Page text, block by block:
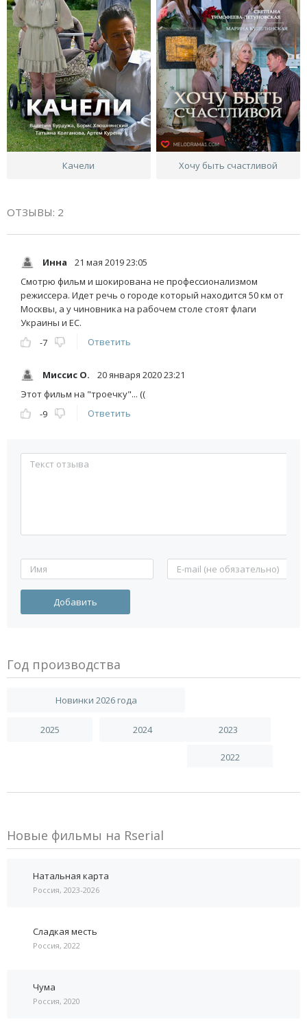
Качели Хочу быть счастливой
ОТЗЫВЫ: 2
Инна
21 мая 2019 23:05
Смотрю фильм и шокирована не профессионализмом
режиссера. Идет речь о городе который находится 50 км от
Москвы, а у чиновника на рабочем столе стоят флаги
Украины и ЕС.
-7
Ответить
Миссис О.
20 января 2020 23:21
Этот фильм на "троечку"... ((
-9
Ответить
Год производства
Новинки 2026 года
2025 2024 2023
2022
Новые фильмы на Rserial
Натальная карта
Россия, 2023-2026
Сладкая месть
Россия, 2022
Чума
Россия, 2020